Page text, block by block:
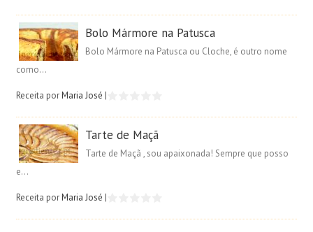
Bolo Mármore na Patusca
Bolo Mármore na Patusca ou Cloche, é outro nome
como...
Receita porMaria José |
Tarte de Maçã
Tarte de Maçã , sou apaixonada! Sempre que posso
e...
Receita porMaria José |